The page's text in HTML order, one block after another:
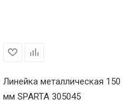
Линейка металлическая 150
мм SPARTA 305045